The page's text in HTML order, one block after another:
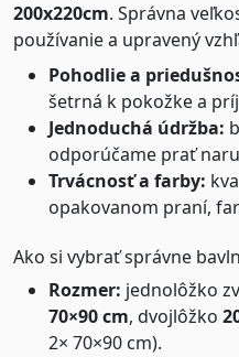
200x220cm. Správna
používanie a upravený
Pohodlie a
šetrná k pokožke a
Jednoduchá údržba:
odporúčame prať
Trvácnosť a farby:
opakovanom praní,
Ako si vybrať správne
Rozmer: jednolôžko
70×90 cm, dvojlôžko
2× 70×90 cm).